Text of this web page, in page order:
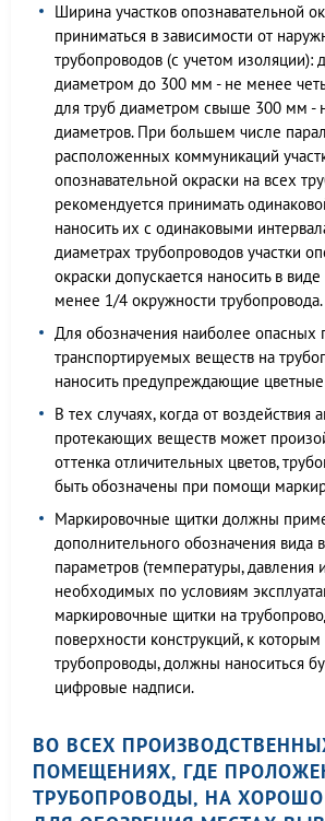
Ширина участков опознавательной
приниматься в зависимости от
трубопроводов (с учетом изоляции):
диаметром до 300 мм - не менее
для труб диаметром свыше 300 мм -
диаметров. При большем числе
расположенных коммуникаций
опознавательной окраски на всех
рекомендуется принимать
наносить их с одинаковыми
диаметрах трубопроводов участки
окраски допускается наносить в
менее 1/4 окружности трубопровода.
Для обозначения наиболее опасных
транспортируемых веществ на
наносить предупреждающие
В тех случаях, когда от воздействия
протекающих веществ может
оттенка отличительных цветов,
быть обозначены при помощи
Маркировочные щитки должны
дополнительного обозначения вида
параметров (температуры, давления и
необходимых по условиям
маркировочные щитки на
поверхности конструкций, к
трубопроводы, должны наноситься
цифровые надписи.
ВО ВСЕХ
ПОМЕЩЕНИЯХ, ГДЕ
ТРУБОПРОВОДЫ, НА